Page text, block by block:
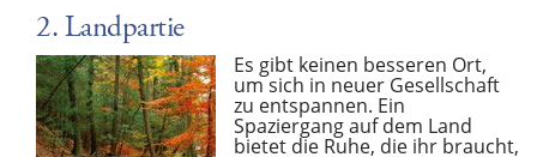
2. Landpartie
Es gibt keinen besseren Ort,
um sich in neuer Gesellschaft
zu entspannen. Ein
Spaziergang auf dem Land
bietet die Ruhe, die ihr braucht,